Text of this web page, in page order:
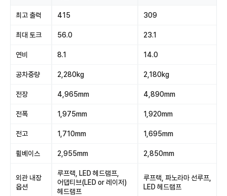
최고 출력 415 309
최대 토크 56.0 23.1
연비 8.1 14.0
공차중량 2,280kg 2,180kg
전장 4,965mm 4,890mm
전폭 1,975mm 1,920mm
전고 1,710mm 1,695mm
휠베이스 2,955mm 2,850mm
외관 내장
옵션
루프랙, LED 헤드램프,
어댑티브(LED or 레이저)
헤드램프
루프랙, 파노라마 선루프,
LED 헤드램프